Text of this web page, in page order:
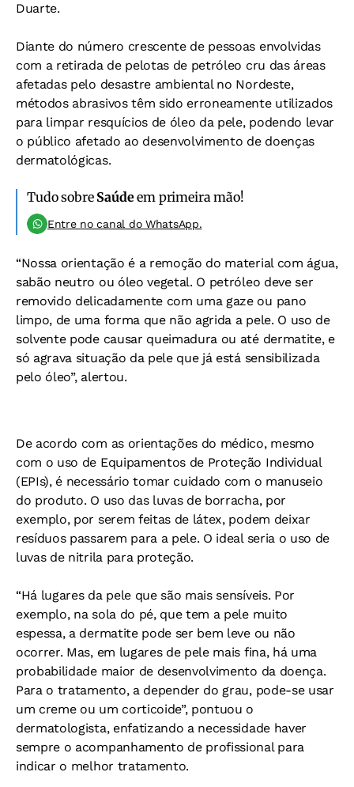
Duarte.
Diante do número crescente de pessoas envolvidas
com a retirada de pelotas de petróleo cru das áreas
afetadas pelo desastre ambiental no Nordeste,
métodos abrasivos têm sido erroneamente utilizados
para limpar resquícios de óleo da pele, podendo levar
o público afetado ao desenvolvimento de doenças
dermatológicas.
Tudo sobre Saúdeem primeira mão!
Entre no canal do WhatsApp.
“Nossa orientação é a remoção do material com água,
sabão neutro ou óleo vegetal. O petróleo deve ser
removido delicadamente com uma gaze ou pano
limpo, de uma forma que não agrida a pele. O uso de
solvente pode causar queimadura ou até dermatite, e
só agrava situação da pele que já está sensibilizada
pelo óleo”, alertou.
De acordo com as orientações do médico, mesmo
com o uso de Equipamentos de Proteção Individual
(EPIs), é necessário tomar cuidado com o manuseio
do produto. O uso das luvas de borracha, por
exemplo, por serem feitas de látex, podem deixar
resíduos passarem para a pele. O ideal seria o uso de
luvas de nitrila para proteção.
“Há lugares da pele que são mais sensíveis. Por
exemplo, na sola do pé, que tem a pele muito
espessa, a dermatite pode ser bem leve ou não
ocorrer. Mas, em lugares de pele mais fina, há uma
probabilidade maior de desenvolvimento da doença.
Para o tratamento, a depender do grau, pode-se usar
um creme ou um corticoide”, pontuou o
dermatologista, enfatizando a necessidade haver
sempre o acompanhamento de profissional para
indicar o melhor tratamento.